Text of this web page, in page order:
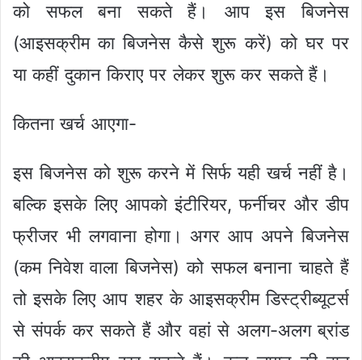
को सफल बना सकते हैं। आप इस बिजनेस
(आइसक्रीम का बिजनेस कैसे शुरू करें) को घर पर
या कहीं दुकान किराए पर लेकर शुरू कर सकते हैं।
कितना खर्च आएगा-
इस बिजनेस को शुरू करने में सिर्फ यही खर्च नहीं है।
बल्कि इसके लिए आपको इंटीरियर, फर्नीचर और डीप
फ्रीजर भी लगवाना होगा। अगर आप अपने बिजनेस
(कम निवेश वाला बिजनेस) को सफल बनाना चाहते हैं
तो इसके लिए आप शहर के आइसक्रीम डिस्ट्रीब्यूटर्स
से संपर्क कर सकते हैं और वहां से अलग-अलग ब्रांड